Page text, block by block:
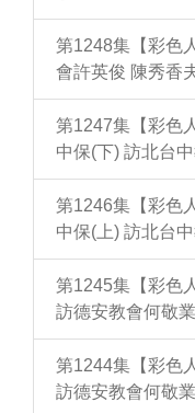
第1248集【彩色
會許英俊 陳秀香
第1247集【彩色
中保(下) 訪北台
第1246集【彩色
中保(上) 訪北台
第1245集【彩色
訪德安教會何敬
第1244集【彩色
訪德安教會何敬